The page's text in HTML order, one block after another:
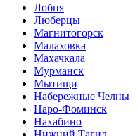
Лобня
Люберцы
Магнитогорск
Малаховка
Махачкала
Мурманск
Мытищи
Набережные Челны
Наро-Фоминск
Нахабино